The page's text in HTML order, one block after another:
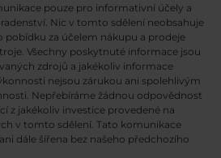
pouze pro informativní účely a
Nic v tomto sdělení neobsahuje
pobídku za účelem nákupu a prodeje
Všechny poskytnuté informace jsou
zdrojů a jakékoliv informace
nejsou zárukou ani spolehlivým
Nepřebíráme žádnou odpovědnost
z jakékoliv investice provedené na
v tomto sdělení. Tato komunikace
dále šířena bez našeho předchozího